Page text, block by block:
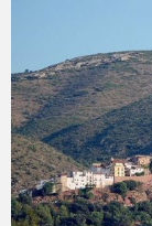
Concerts al